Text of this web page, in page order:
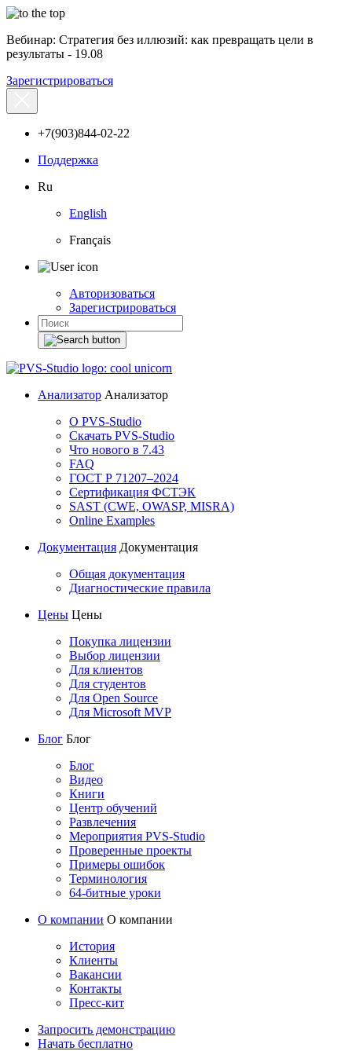
Вебинар: Стратегия без иллюзий: как превращать цели в
результаты - 19.08
Зарегистрироваться
+7(903)844-02-22
Поддержка
Ru
English
Français
Авторизоваться
Зарегистрироваться
Анализатор Анализатор
О PVS-Studio
Скачать PVS-Studio
Что нового в 7.43
FAQ
ГОСТ Р 71207–2024
Сертификация ФСТЭК
SAST (CWE, OWASP, MISRA)
Online Examples
Документация Документация
Общая документация
Диагностические правила
Цены Цены
Покупка лицензии
Выбор лицензии
Для клиентов
Для студентов
Для Open Source
Для Microsoft MVP
Блог Блог
Блог
Видео
Книги
Центр обучений
Развлечения
Мероприятия PVS-Studio
Проверенные проекты
Примеры ошибок
Терминология
64-битные уроки
О компании О компании
История
Клиенты
Вакансии
Контакты
Пресс-кит
Запросить демонстрацию
Начать бесплатно